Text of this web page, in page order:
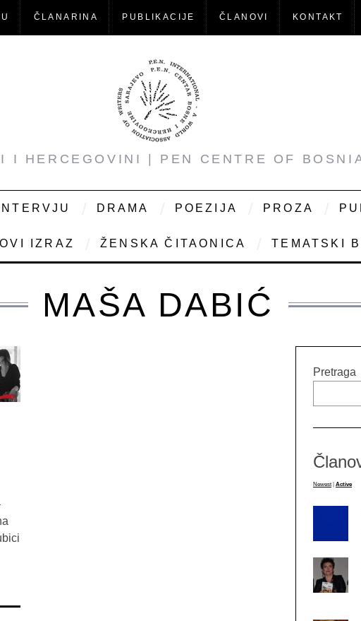
ČLANARINA PUBLIKACIJE ČLANOVI KONTAKT
I HERCEGOVINI | PEN CENTRE OF
INTERVJU DRAMA POEZIJA PROZA
IZRAZ ŽENSKA ČITAONICA TEMATSKI
MAŠA DABIĆ
Pretraga
Newest Active